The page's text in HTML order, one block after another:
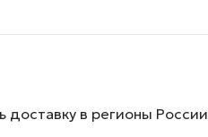
в регионы России